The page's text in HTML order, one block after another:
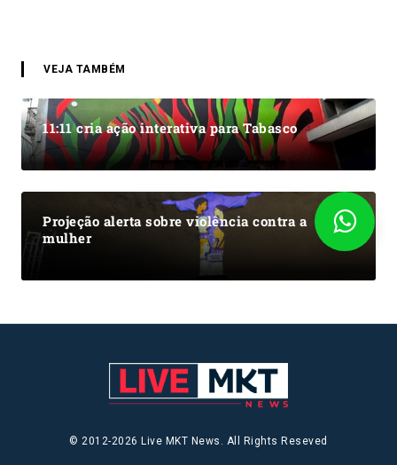
VEJA TAMBÉM
11:11 cria ação interativa para Tabasco
Projeção alerta sobre violência contra a
mulher
© 2012-2026 Live MKT News. All Rights Reseved